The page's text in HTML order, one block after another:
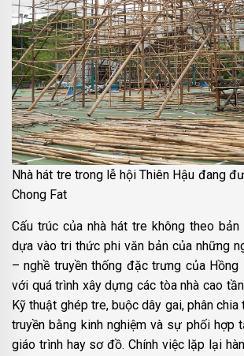
Nhà hát tre trong lễ hội Thiên Hậu đang
Chong Fat
Cấu trúc của nhà hát tre không theo
dựa vào tri thức phi văn bản của những
– nghề truyền thống đặc trưng của Hồng
với quá trình xây dựng các tòa nhà cao
Kỹ thuật ghép tre, buộc dây gai, phân
truyền bằng kinh nghiệm và sự phối hợp
giáo trình hay sơ đồ. Chính việc lặp lại